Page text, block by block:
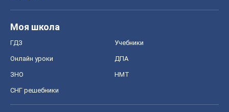
Моя школа
ГДЗ Учебники
Онлайн уроки ДПА
ЗНО НМТ
СНГ решебники